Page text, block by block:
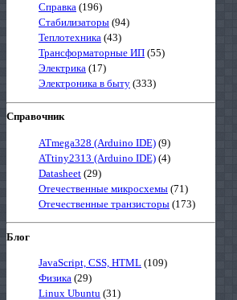
Справка (196)
Стабилизаторы (94)
Теплотехника (43)
Трансформаторные ИП (55)
Электрика (17)
Электроника в быту (333)
Справочник
ATmega328 (Arduino IDE) (9)
ATtiny2313 (Arduino IDE) (4)
Datasheet (29)
Отечественные микросхемы (71)
Отечественные транзисторы (173)
Блог
JavaScript, CSS, HTML (109)
Физика (29)
Linux Ubuntu (31)